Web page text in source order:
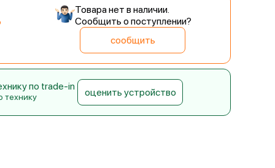
Товара нет в наличии.
Сообщить о поступлении?
сообщить
по trade-in
технику оценить устройство